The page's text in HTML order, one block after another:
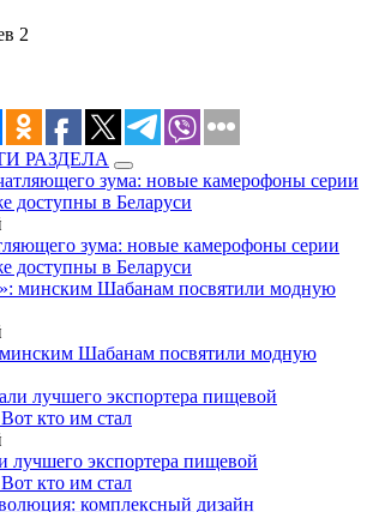
2
РАЗДЕЛА
зума: новые камерофоны серии
доступны в Беларуси
минским Шабанам посвятили модную
лучшего экспортера пищевой
кто им стал